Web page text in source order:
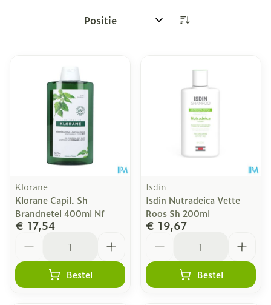
Sorteer op:
Klorane
Klorane Capil. Sh
Brandnetel 400ml Nf
€ 17,54
Bestel
Isdin
Isdin Nutradeica Vette
Roos Sh 200ml
€ 19,67
Bestel